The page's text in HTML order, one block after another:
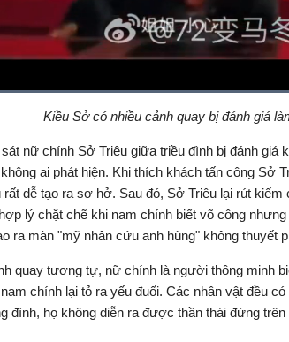
gian
hiện
tại
Duration
0:53
Đã
tải
82.76%
Kiều Sở có nhiều cảnh quay bị đánh giá
nữ chính Sở Triêu giữa triều đình bị đánh
ai phát hiện. Khi thích khách tấn công Sở
dễ tạo ra sơ hở. Sau đó, Sở Triêu lại rút
lý chặt chẽ khi nam chính biết võ công
ra màn "mỹ nhân cứu anh hùng" không thuyết
quay tương tự, nữ chính là người thông minh
chính lại tỏ ra yếu đuối. Các nhân vật đều
đình, họ không diễn ra được thần thái đứng